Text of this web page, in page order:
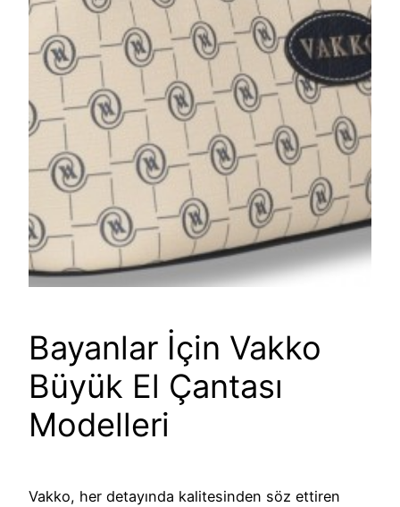
Bayanlar İçin Vakko
Büyük El Çantası
Modelleri
Vakko, her detayında kalitesinden söz ettiren